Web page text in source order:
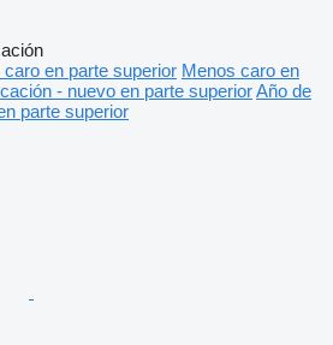
caro en parte superior Menos caro en
- nuevo en parte superiorAño de
parte superior